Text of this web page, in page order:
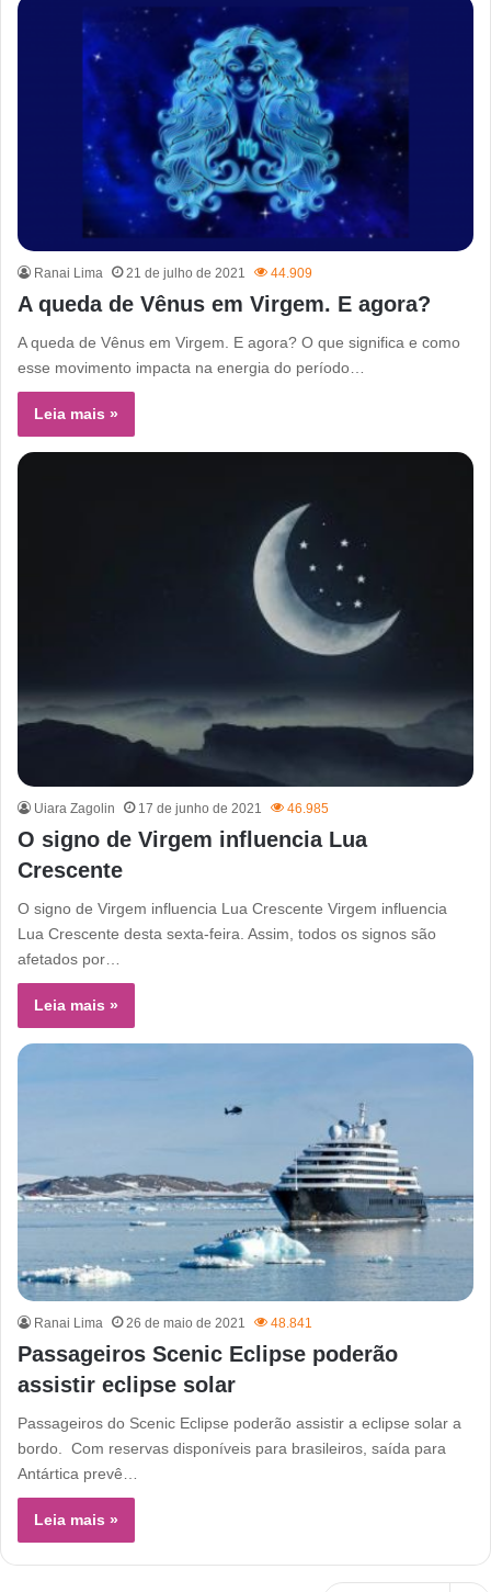
Ranai Lima 21 de julho de 2021 44.909
A queda de Vênus em Virgem. E agora?
A queda de Vênus em Virgem. E agora? O que significa e como
esse movimento impacta na energia do período…
Leia mais »
Uiara Zagolin 17 de junho de 2021 46.985
O signo de Virgem influencia Lua
Crescente
O signo de Virgem influencia Lua Crescente Virgem influencia
Lua Crescente desta sexta-feira. Assim, todos os signos são
afetados por…
Leia mais »
Ranai Lima 26 de maio de 2021 48.841
Passageiros Scenic Eclipse poderão
assistir eclipse solar
Passageiros do Scenic Eclipse poderão assistir a eclipse solar a
bordo. Com reservas disponíveis para brasileiros, saída para
Antártica prevê…
Leia mais »